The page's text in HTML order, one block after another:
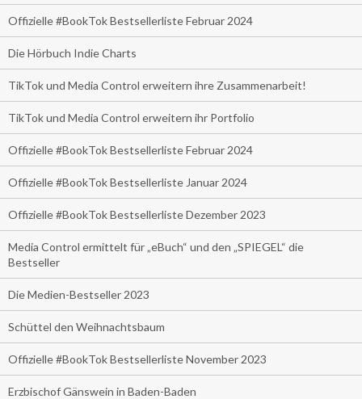
Offizielle #BookTok Bestsellerliste Februar 2024
Die Hörbuch Indie Charts
TikTok und Media Control erweitern ihre Zusammenarbeit!
TikTok und Media Control erweitern ihr Portfolio
Offizielle #BookTok Bestsellerliste Februar 2024
Offizielle #BookTok Bestsellerliste Januar 2024
Offizielle #BookTok Bestsellerliste Dezember 2023
Media Control ermittelt für „eBuch“ und den „SPIEGEL“ die
Bestseller
Die Medien-Bestseller 2023
Schüttel den Weihnachtsbaum
Offizielle #BookTok Bestsellerliste November 2023
Erzbischof Gänswein in Baden-Baden